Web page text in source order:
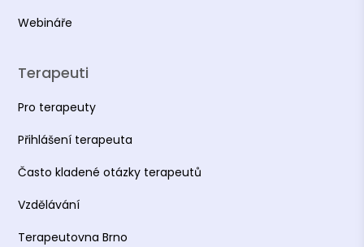
Webináře
Terapeuti
Pro terapeuty
Přihlášení terapeuta
Často kladené otázky terapeutů
Vzdělávání
Terapeutovna Brno